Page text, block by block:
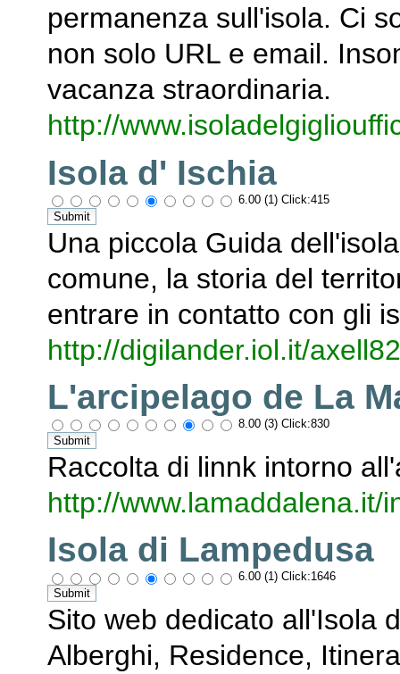
permanenza sull'isola. Ci
non solo URL e email.
vacanza straordinaria.
http://
Isola d' Ischia
6.00 (1) Click:415
Una piccola Guida
comune, la storia del
entrare in contatto con gli
http://digilander.iol.it/
L'arcipelago de La
8.00 (3) Click:830
Raccolta di linnk intorno
http://www.lamaddalena.it/
Isola di Lampedusa
6.00 (1) Click:1646
Sito web dedicato all'Isola
Alberghi, Residence,